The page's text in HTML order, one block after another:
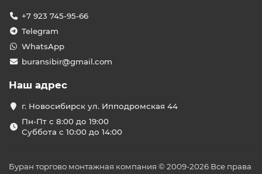
+7 923 745-95-66
Telegram
WhatsApp
buransibir@gmail.com
Наш адрес
г. Новосибирск ул. Ипподромская 44
Пн-Пт с 8:00 до 19:00
Суббота с 10:00 до 14:00
Буран торгово монтажная компания © 2009-2026 Все права